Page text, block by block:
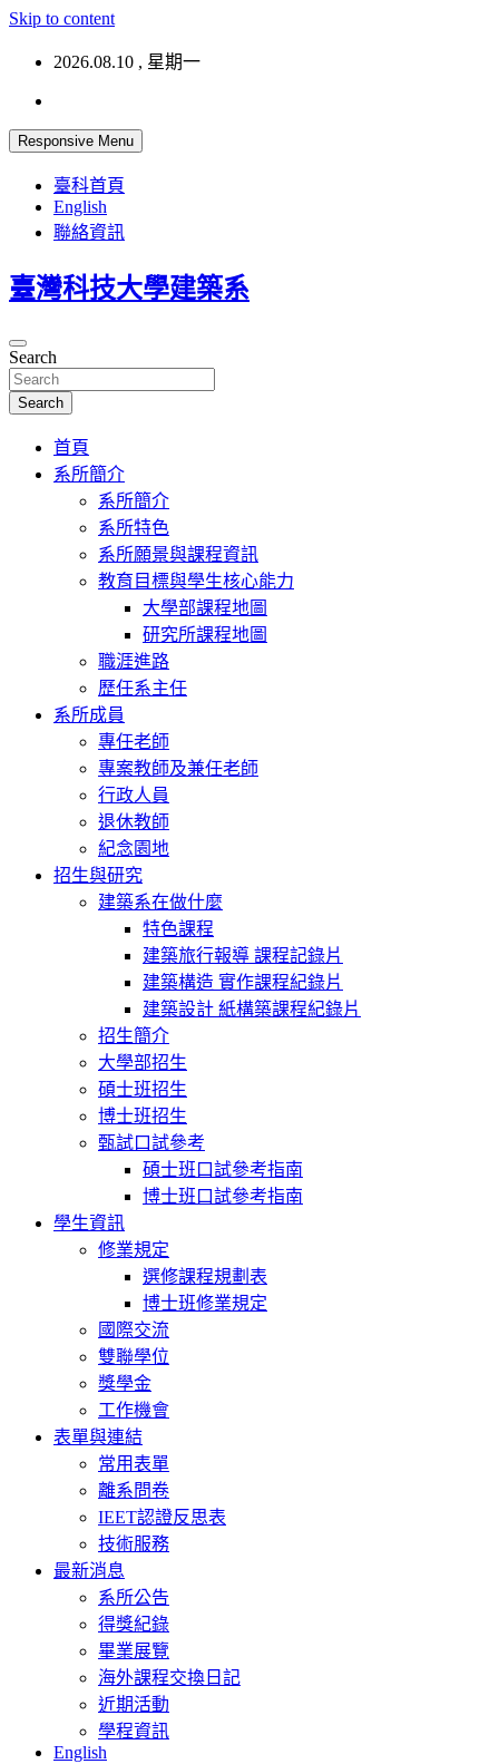
Skip to content
2026.08.10 , 星期一
Responsive Menu
臺科首頁
English
聯絡資訊
臺灣科技大學建築系
Search
Search
首頁
系所簡介
系所簡介
系所特色
系所願景與課程資訊
教育目標與學生核心能力
大學部課程地圖
研究所課程地圖
職涯進路
歷任系主任
系所成員
專任老師
專案教師及兼任老師
行政人員
退休教師
紀念園地
招生與研究
建築系在做什麼
特色課程
建築旅行報導 課程記錄片
建築構造 實作課程紀錄片
建築設計 紙構築課程紀錄片
招生簡介
大學部招生
碩士班招生
博士班招生
甄試口試參考
碩士班口試參考指南
博士班口試參考指南
學生資訊
修業規定
選修課程規劃表
博士班修業規定
國際交流
雙聯學位
獎學金
工作機會
表單與連結
常用表單
離系問卷
IEET認證反思表
技術服務
最新消息
系所公告
得獎紀錄
畢業展覽
海外課程交換日記
近期活動
學程資訊
English